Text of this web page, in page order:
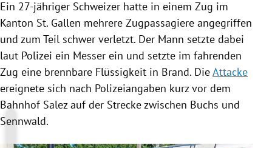
Ein 27-jähriger Schweizer hatte in einem Zug im
Kanton St. Gallen mehrere Zugpassagiere angegriffen
und zum Teil schwer verletzt. Der Mann setzte dabei
laut Polizei ein Messer ein und setzte im fahrenden
Zug eine brennbare Flüssigkeit in Brand. DieAttacke
ereignete sich nach Polizeiangaben kurz vor dem
Bahnhof Salez auf der Strecke zwischen Buchs und
Sennwald.